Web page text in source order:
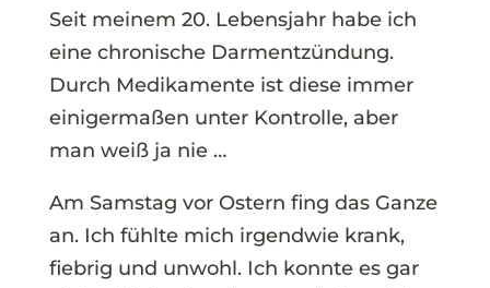
Seit meinem 20. Lebensjahr habe ich
eine chronische Darmentzündung.
Durch Medikamente ist diese immer
einigermaßen unter Kontrolle, aber
man weiß ja nie …
Am Samstag vor Ostern fing das Ganze
an. Ich fühlte mich irgendwie krank,
fiebrig und unwohl. Ich konnte es gar